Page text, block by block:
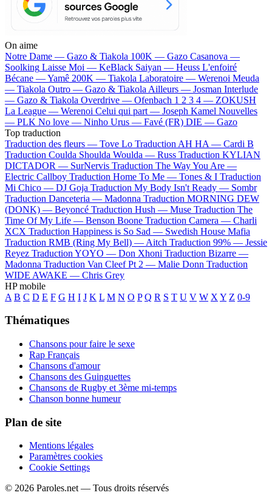
On aime
Notre Dame — Gazo & Tiakola 100K — Gazo Casanova —
Soolking Laisse Moi — KeBlack Saiyan — Heuss L'enfoiré
Bécane —Yamê 200K — Tiakola Laboratoire — Werenoi Meuda
— Tiakola Outro — Gazo & Tiakola Ailleurs — Josman Interlude
— Gazo & Tiakola Overdrive — Ofenbach 1 2 3 4 — ZOKUSH
La League — Werenoi Celui qui part — Joseph Kamel Nouvelles
— PLK No love — Ninho Urus — Favé (FR) DIE — Gazo
Top traduction
Traduction des fleurs — Tove Lo Traduction AH HA — Cardi B
Traduction Coulda Shoulda Woulda — Russ Traduction KYLIAN
DICTADOR — SurNervis Traduction The Way You Are —
Electric Callboy Traduction Home To Me — Tones & I Traduction
Mi Chico — DJ Goja Traduction My Body Isn't Ready — Sombr
Traduction Danceteria — Madonna Traduction MORNING DEW
(DONK) — Beyoncé Traduction Hush — Muse Traduction The
Time Of My Life — Benson Boone Traduction Camera — Charli
XCX Traduction Happiness is So Sad — Swedish House Mafia
Traduction RMB (Ring My Bell) — Aitch Traduction 99% — Jessie
Reyez Traduction YOYO — Don Xhoni Traduction Bizarre —
Madonna Traduction Van Cleef Pt 2 — Malie Donn Traduction
WIDE AWAKE — Chris Grey
HP mobile
A B C D E F G H I J K L M N O P Q R S T U V W X Y Z 0-9
Thématiques
Chansons pour faire le sexe
Rap Français
Chansons d'amour
Chansons des Guinguettes
Chansons de Rugby et 3ème mi-temps
Chanson bonne humeur
Plan de site
Mentions légales
Paramètres cookies
Cookie Settings
© 2026 Paroles.net — Tous droits réservés